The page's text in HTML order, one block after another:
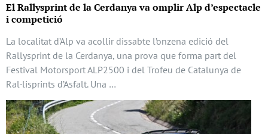
El Rallysprint de la Cerdanya va omplir Alp d’espectacle
i competició
La localitat d’Alp va acollir dissabte l’onzena edició del
Rallysprint de la Cerdanya, una prova que forma part del
Festival Motorsport ALP2500 i del Trofeu de Catalunya de
Ral·lisprints d’Asfalt. Una …